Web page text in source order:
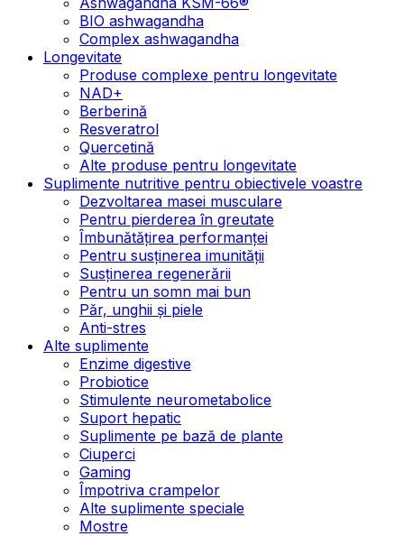
BIO ashwagandha
Complex ashwagandha
Longevitate
Produse complexe pentru longevitate
NAD+
Berberină
Resveratrol
Quercetină
Alte produse pentru longevitate
Suplimente nutritive pentru obiectivele voastre
Dezvoltarea masei musculare
Pentru pierderea în greutate
Îmbunătățirea performanței
Pentru susținerea imunității
Susținerea regenerării
Pentru un somn mai bun
Păr, unghii și piele
Anti-stres
Alte suplimente
Enzime digestive
Probiotice
Stimulente neurometabolice
Suport hepatic
Suplimente pe bază de plante
Ciuperci
Gaming
Împotriva crampelor
Alte suplimente speciale
Mostre